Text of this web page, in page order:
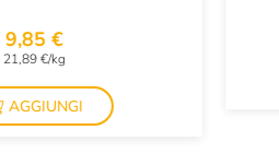
9,85 €
21,89 €/kg
AGGIUNGI